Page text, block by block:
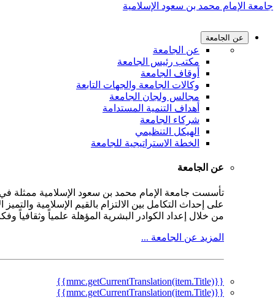
جامعة الإمام محمد بن سعود الإسلامية
عن الجامعة
عن الجامعة
مكتب رئيس الجامعة
أوقاف الجامعة
وكالات الجامعة والجهات التابعة
مجالس ولجان الجامعة
أهداف التنمية المستدامة
شركاء الجامعة
الهيكل التنظيمي
الخطة الاستراتيجية للجامعة
عن الجامعة
على إحداث التكامل بين الالتزام بالقيم الإسلامية
من خلال إعداد الكوادر البشرية المؤهلة علمياً وثقافياً
المزيد عن الجامعة ...
{{mmc.getCurrentTranslation(item.Title)}}
{{mmc.getCurrentTranslation(item.Title)}}